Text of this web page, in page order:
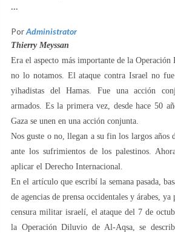
...
PorAdministrator
Thierry Meyssan
Era el aspecto más importante de la
no lo notamos. El ataque contra Israel no
yihadistas del Hamas. Fue una acción
armados. Es la primera vez, desde hace 50
Gaza se unen en una acción conjunta.
Nos guste o no, llegan a su fin los largos años
ante los sufrimientos de los palestinos.
aplicar el Derecho Internacional.
En el artículo que escribí la semana pasada,
de agencias de prensa occidentales y árabes,
censura militar israelí, el ataque del 7 de
la Operación Diluvio de Al-Aqsa, se